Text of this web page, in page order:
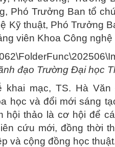
Phó Trưởng Ban tổ
Kỹ thuật, Phó Trưởng
viên Khoa Công
đạo Trường Đại học
khai mạc, TS. Hà
học và đổi mới sáng
hội thảo là cơ hội để
cứu mới, đồng thời
và cộng đồng học